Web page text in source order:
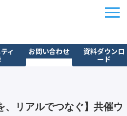
ィ
お問い合わせ
資料ダウンロ
ード
題から探す
、リアルでつなぐ】共催ウ